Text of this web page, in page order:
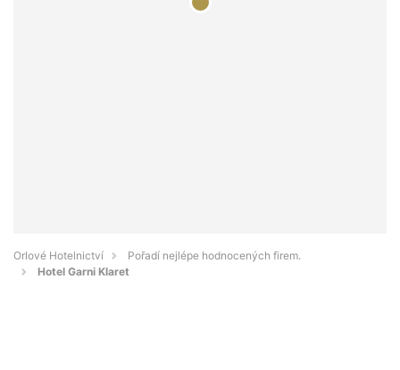
Orlové Hotelnictví
Pořadí nejlépe hodnocených firem.
Hotel Garni Klaret